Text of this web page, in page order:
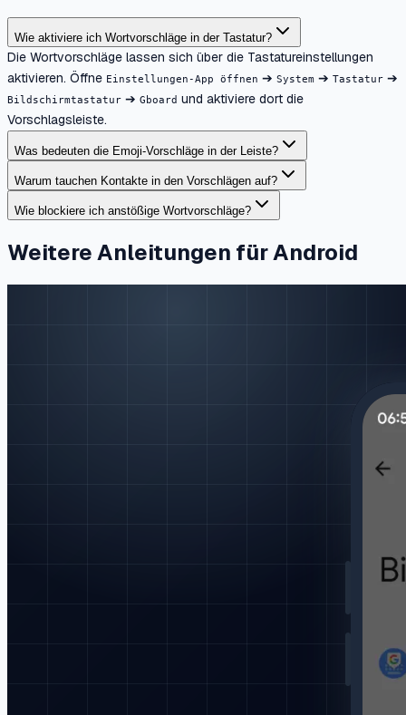
Wie aktiviere ich Wortvorschläge in der Tastatur?
Die Wortvorschläge lassen sich über die Tastatureinstellungen
aktivieren. Öffne Einstellungen-App öffnen ➔ System ➔ Tastatur ➔
Bildschirmtastatur ➔ Gboard und aktiviere dort die
Vorschlagsleiste.
Was bedeuten die Emoji-Vorschläge in der Leiste?
Warum tauchen Kontakte in den Vorschlägen auf?
Wie blockiere ich anstößige Wortvorschläge?
Weitere Anleitungen für Android